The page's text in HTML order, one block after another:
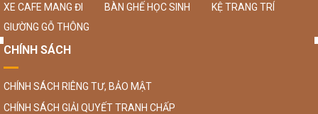
XE CAFE MANG ĐI
BÀN GHẾ HỌC SINH
KỆ TRANG TRÍ
GIƯỜNG GỖ THÔNG
CHÍNH SÁCH
CHÍNH SÁCH RIÊNG TƯ, BẢO MẬT
CHÍNH SÁCH GIẢI QUYẾT TRANH CHẤP